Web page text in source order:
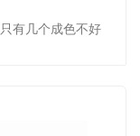
有几个成色不好